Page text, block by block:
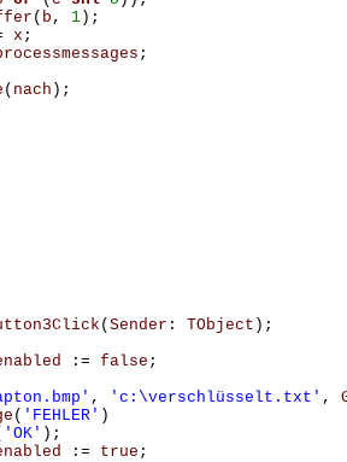
( b , 1 );
x ;
;
( nach );
( Sender : TObject );
:= false ;
, 'c:\verschlüsselt.txt' ,
( 'FEHLER' )
'OK' );
:= true ;